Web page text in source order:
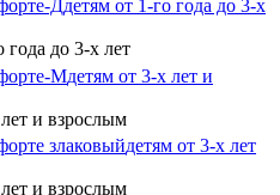
Ддетям от 1-го года до 3-х
года до 3-х лет
Мдетям от 3-х лет и
и взрослым
злаковыйдетям от 3-х лет
и взрослым